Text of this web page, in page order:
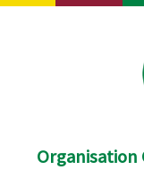
Aller
Organisation